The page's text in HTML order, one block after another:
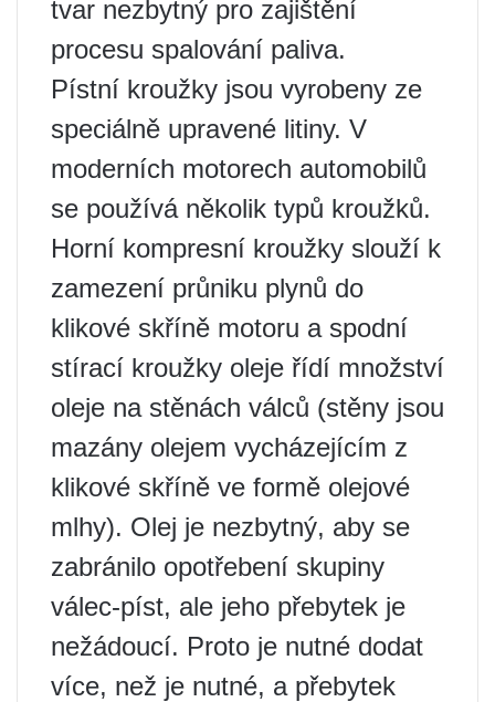
tvar nezbytný pro zajištění
procesu spalování paliva.
Pístní kroužky jsou vyrobeny ze
speciálně upravené litiny. V
moderních motorech automobilů
se používá několik typů kroužků.
Horní kompresní kroužky slouží k
zamezení průniku plynů do
klikové skříně motoru a spodní
stírací kroužky oleje řídí množství
oleje na stěnách válců (stěny jsou
mazány olejem vycházejícím z
klikové skříně ve formě olejové
mlhy). Olej je nezbytný, aby se
zabránilo opotřebení skupiny
válec-píst, ale jeho přebytek je
nežádoucí. Proto je nutné dodat
více, než je nutné, a přebytek